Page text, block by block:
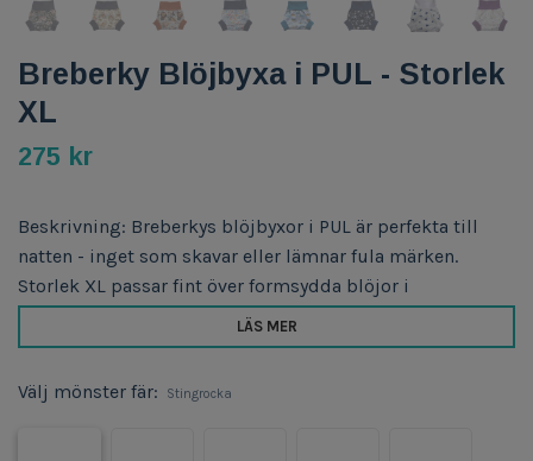
Breberky Blöjbyxa i PUL - Storlek
XL
275 kr
Beskrivning: Breberkys blöjbyxor i PUL är perfekta till
natten - inget som skavar eller lämnar fula märken.
Storlek XL passar fint över formsydda blöjor i
LÄS MER
Välj mönster fär: Stingrocka